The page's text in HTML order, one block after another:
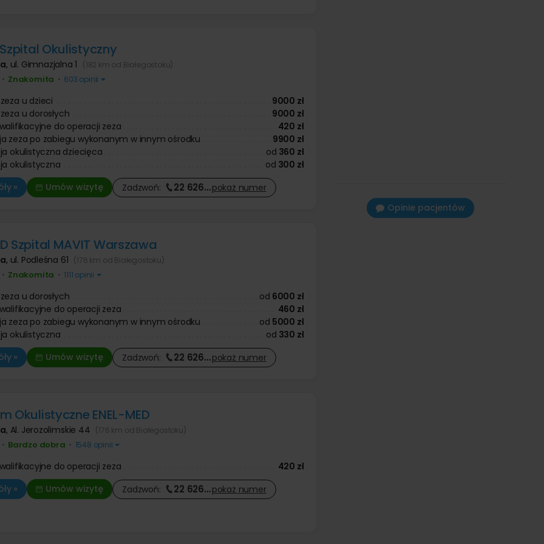
twarzy
ust kwasem
kwasem
kaszaka
tłuszczaka
znamienia barwnikowego
brodawki wirusowej / kurzajki
Operacja zmiany płci
Leczenie chorób kręgosłupa
Leczenie bólu
Pozostałe kategorie
Psychoterapia
Fizjoterapia
Fizykoterapia
Masaże
Medycyna pracy
Okulistyczny
, ul. Gimnazjalna 1 (182 km od Białegostoku)
• Znakomita • 603 opinii
u dzieci
9000 zł
u dorosłych
9000 zł
do operacji zeza
420 zł
zeza po zabiegu wykonanym w innym ośrodku
9900 zł
okulistyczna dziecięca
od 360 zł
okulistyczna
od 300 zł
»
Umów wizytę Zadzwoń: 22 626…pokaż numer
Szpital MAVIT Warszawa
, ul. Podleśna 61 (176 km od Białegostoku)
• Znakomita • 1111 opinii
u dorosłych od 6000 zł
do operacji zeza
460 zł
zeza po zabiegu wykonanym w innym ośrodku
od 5000 zł
okulistyczna
od 330 zł
»
Umów wizytę Zadzwoń: 22 626…pokaż numer
Okulistyczne ENEL-MED
, Al. Jerozolimskie 44 (176 km od Białegostoku)
• Bardzo dobra • 1548 opinii
do operacji zeza
420 zł
»
Umów wizytę Zadzwoń: 22 626…pokaż numer
Opinie pacjentów